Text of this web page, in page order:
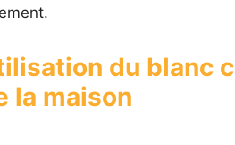
du blanc
la maison